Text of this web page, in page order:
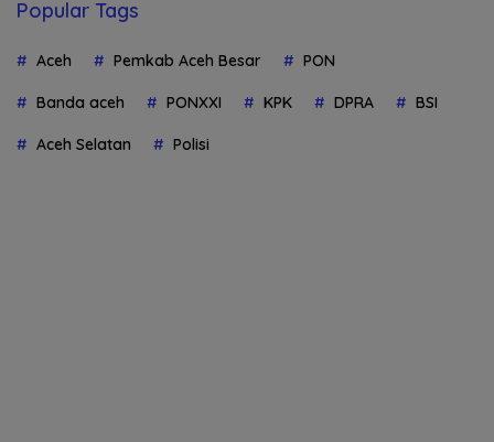
Popular Tags
Aceh Pemkab Aceh Besar PON
Banda aceh PONXXI KPK DPRA BSI
Aceh Selatan Polisi